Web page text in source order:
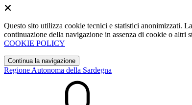
Questo sito utilizza cookie tecnici e statistici anonimizzati.
continuazione della navigazione in assenza di cookie o altri
COOKIE POLICY
Continua la navigazione
Regione Autonoma della Sardegna